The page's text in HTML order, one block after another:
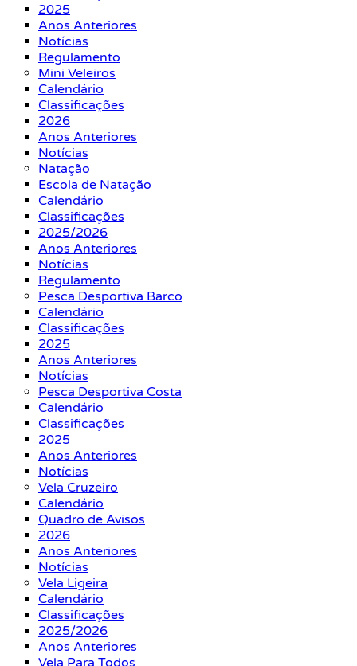
2025
Anos Anteriores
Notícias
Regulamento
Mini Veleiros
Calendário
Classificações
2026
Anos Anteriores
Notícias
Natação
Escola de Natação
Calendário
Classificações
2025/2026
Anos Anteriores
Notícias
Regulamento
Pesca Desportiva Barco
Calendário
Classificações
2025
Anos Anteriores
Notícias
Pesca Desportiva Costa
Calendário
Classificações
2025
Anos Anteriores
Notícias
Vela Cruzeiro
Calendário
Quadro de Avisos
2026
Anos Anteriores
Notícias
Vela Ligeira
Calendário
Classificações
2025/2026
Anos Anteriores
Vela Para Todos